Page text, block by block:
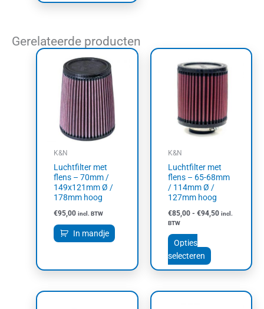
Gerelateerde producten
K&N
Luchtfilter met
flens – 70mm /
149x121mm Ø /
178mm hoog
€95,00 incl. BTW
In mandje
K&N
Luchtfilter met
flens – 65-68mm
/ 114mm Ø /
127mm hoog
€85,00 - €94,50
Prijsklasse:
€85,00
tot
incl.
BTW
Opties
selecteren
product
meerdere
variaties.
Deze
optie
worden
op
de